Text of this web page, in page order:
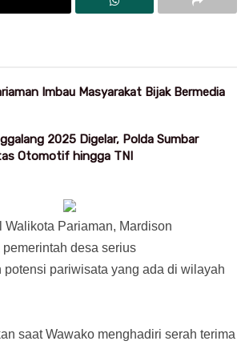
Imbau Masyarakat Bijak Bermedia
2025 Digelar, Polda Sumbar
Otomotif hingga TNI
Walikota Pariaman, Mardison
desa serius
potensi pariwisata yang ada di wilayah
saat Wawako menghadiri serah terima